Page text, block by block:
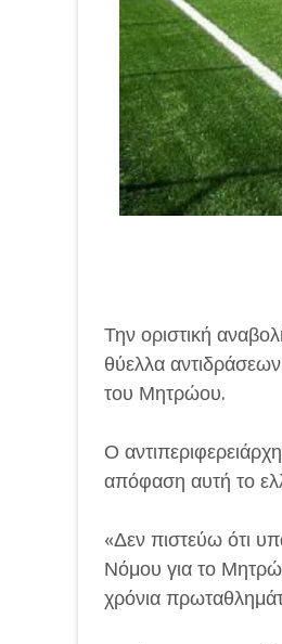
Την οριστική
θύελλα
του Μητρώου.
Ο
απόφαση αυτή το
«Δεν πιστεύω ότι
Νόμου για το
χρόνια